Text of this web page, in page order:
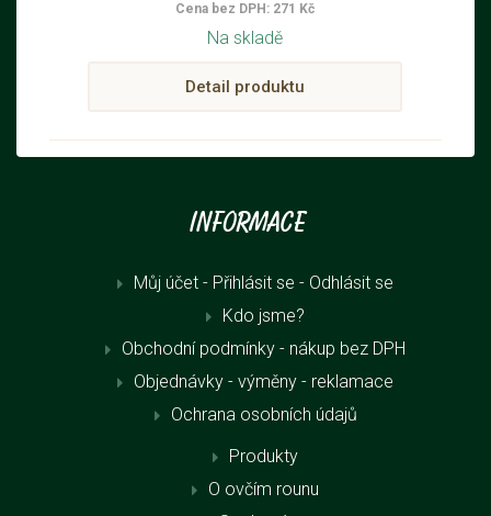
Cena bez DPH: 271 Kč
Na skladě
Detail produktu
Informace
Můj účet - Přihlásit se - Odhlásit se
Kdo jsme?
Obchodní podmínky - nákup bez DPH
Objednávky - výměny - reklamace
Ochrana osobních údajů
Produkty
O ovčím rounu